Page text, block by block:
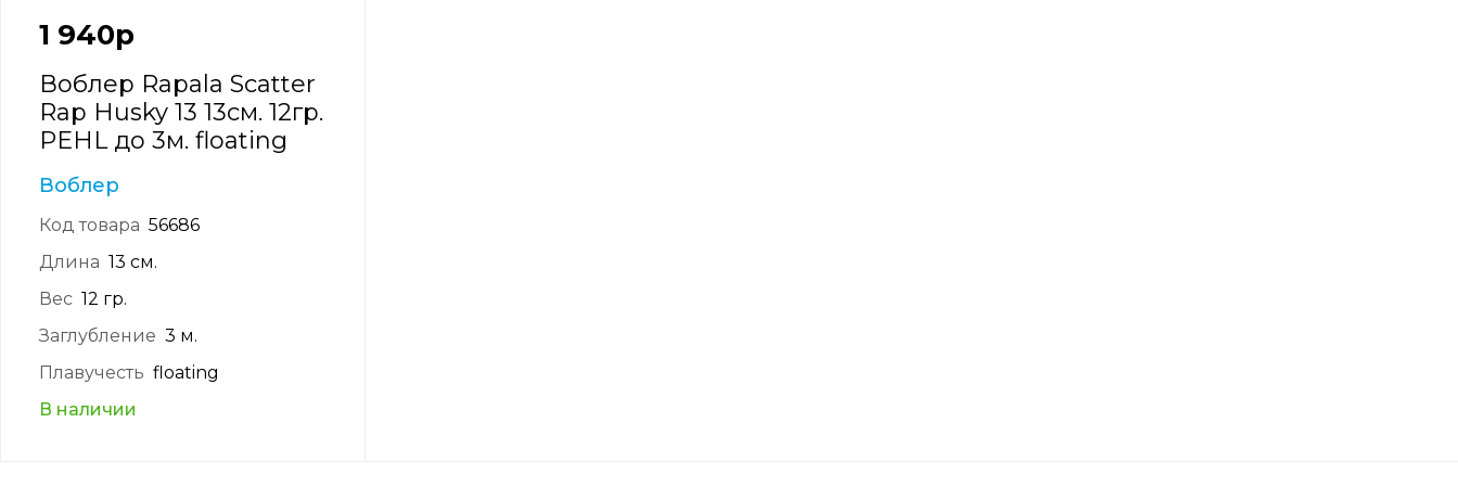
1 940р
Воблер Rapala Scatter
Rap Husky 13 13см. 12гр.
PEHL до 3м. floating
Воблер
Код товара 56686
Длина 13 см.
Вес 12 гр.
Заглубление 3 м.
Плавучесть floating
В наличии